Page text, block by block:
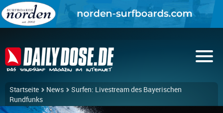
Startseite News
Surfen: Livestream des Bayerischen
Rundfunks